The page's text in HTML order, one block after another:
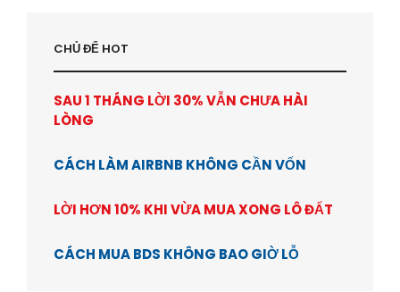
CHỦ ĐỂ HOT
SAU 1 THÁNG LỜI 30% VẪN CHƯA HÀI
LÒNG
CÁCH LÀM AIRBNB KHÔNG CẦN VỐN
LỜI HƠN 10% KHI VỪA MUA XONG LÔ ĐẤT
CÁCH MUA BDS KHÔNG BAO GIỜ LỖ